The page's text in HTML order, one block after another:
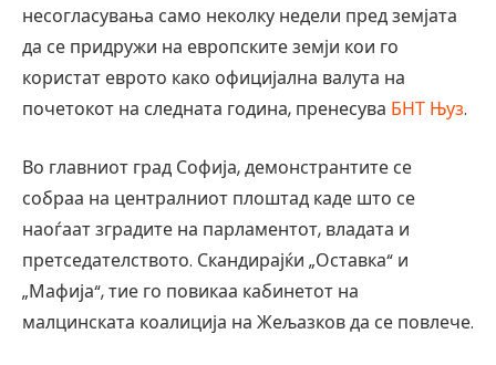
несогласувања само неколку недели пред земјата
да се придружи на европските земји кои го
користат еврото како официјална валута на
почетокот на следната година, пренесува БНТ Њуз.
Во главниот град Софија, демонстрантите се
собраа на централниот плоштад каде што се
наоѓаат зградите на парламентот, владата и
претседателството. Скандирајќи „Оставка“ и
„Мафија“, тие го повикаа кабинетот на
малцинската коалиција на Жељазков да се повлече.